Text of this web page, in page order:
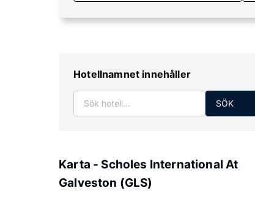
Hotellnamnet innehåller
SÖK
Karta - Scholes International At
Galveston (GLS)